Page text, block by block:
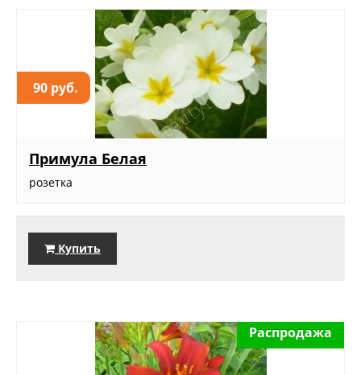
90 руб.
Примула Белая
розетка
Купить
Распродажа